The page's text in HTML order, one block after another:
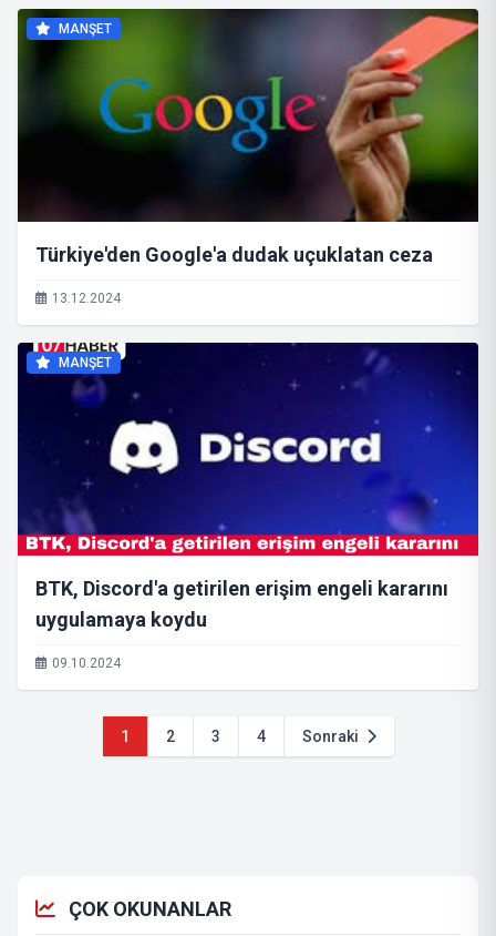
MANŞET
Türkiye'den Google'a dudak uçuklatan ceza
13.12.2024
MANŞET
BTK, Discord'a getirilen erişim engeli kararını
uygulamaya koydu
09.10.2024
1 2 3 4 Sonraki
ÇOK OKUNANLAR